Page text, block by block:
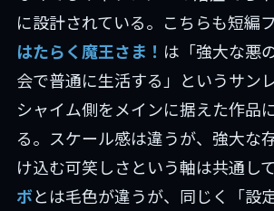
に設計されている。こちらも短編
はたらく魔王さま！ は「強大な悪
会で普通に生活する」というサン
シャイム側をメインに据えた作品
る。スケール感は違うが、強大な
け込む可笑しさという軸は共通し
ボとは毛色が違うが、同じく「設